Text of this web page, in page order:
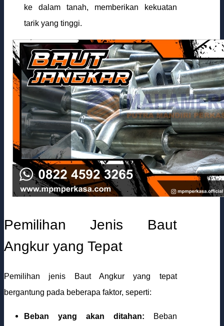
ke dalam tanah, memberikan kekuatan
tarik yang tinggi.
Pemilihan Jenis Baut
Angkur yang Tepat
Pemilihan jenis Baut Angkur yang tepat
bergantung pada beberapa faktor, seperti:
Beban yang akan ditahan: Beban